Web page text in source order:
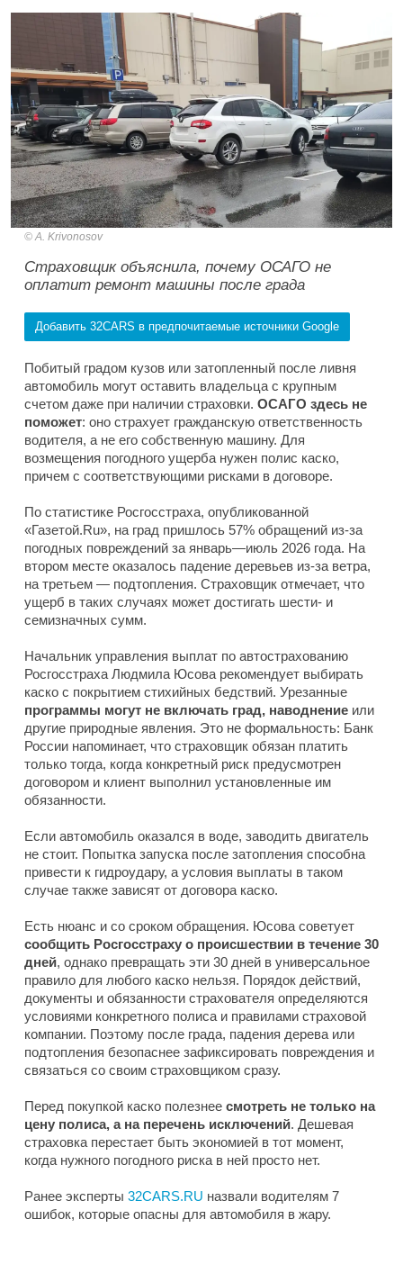
A. Krivonosov
Страховщик объяснила, почему ОСАГО не
оплатит ремонт машины после града
Добавить 32CARS в предпочитаемые источники Google
Побитый градом кузов или затопленный после ливня
автомобиль могут оставить владельца с крупным
счетом даже при наличии страховки. ОСАГО здесь не
поможет: оно страхует гражданскую ответственность
водителя, а не его собственную машину. Для
возмещения погодного ущерба нужен полис каско,
причем с соответствующими рисками в договоре.
По статистике Росгосстраха, опубликованной
«Газетой.Ru», на град пришлось 57% обращений из-за
погодных повреждений за январь—июль 2026 года. На
втором месте оказалось падение деревьев из-за ветра,
на третьем — подтопления. Страховщик отмечает, что
ущерб в таких случаях может достигать шести- и
семизначных сумм.
Начальник управления выплат по автострахованию
Росгосстраха Людмила Юсова рекомендует выбирать
каско с покрытием стихийных бедствий. Урезанные
программы могут не включать град, наводнение или
другие природные явления. Это не формальность: Банк
России напоминает, что страховщик обязан платить
только тогда, когда конкретный риск предусмотрен
договором и клиент выполнил установленные им
обязанности.
Если автомобиль оказался в воде, заводить двигатель
не стоит. Попытка запуска после затопления способна
привести к гидроудару, а условия выплаты в таком
случае также зависят от договора каско.
Есть нюанс и со сроком обращения. Юсова советует
сообщить Росгосстраху о происшествии в течение 30
дней, однако превращать эти 30 дней в универсальное
правило для любого каско нельзя. Порядок действий,
документы и обязанности страхователя определяются
условиями конкретного полиса и правилами страховой
компании. Поэтому после града, падения дерева или
подтопления безопаснее зафиксировать повреждения и
связаться со своим страховщиком сразу.
Перед покупкой каско полезнее смотреть не только на
цену полиса, а на перечень исключений. Дешевая
страховка перестает быть экономией в тот момент,
когда нужного погодного риска в ней просто нет.
Ранее эксперты 32CARS.RU назвали водителям 7
ошибок, которые опасны для автомобиля в жару.